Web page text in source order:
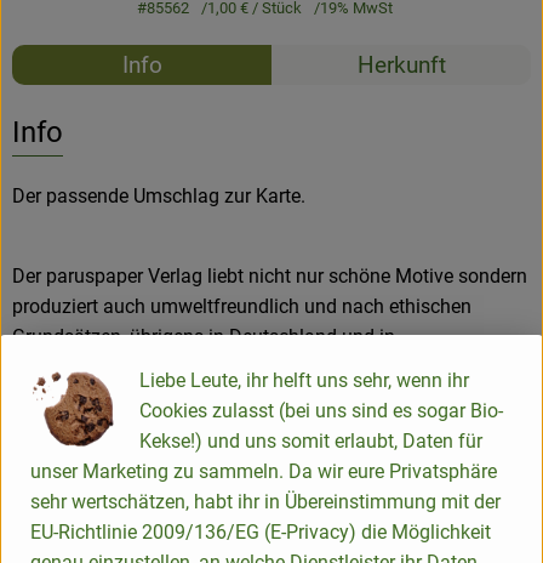
#85562 1,00 €/ Stück 19% MwSt
Rezepte
Info Herkunft
Info
Der passende Umschlag zur Karte.
Der paruspaper Verlag liebt nicht nur schöne Motive sondern
produziert auch umweltfreundlich und nach ethischen
Grundsätzen, übrigens in Deutschland und in
Zusammenarbeit mit einer Werkstatt für behinderte
Menschen. Das passt in unsere DNA :)
Herkunft: paruspaper Verlag Heike Heller & Thomas Camps
GbR
Material: Zertifiziertes Papier (FSC) und bis zu 100%
Recycling-Anteil, mineralölfreie Druckfarben , jeder
Liebe Leute, ihr helft uns sehr, wenn ihr
Cookies zulasst (bei uns sind es sogar Bio-
Kekse!) und uns somit erlaubt, Daten für
unser Marketing zu sammeln. Da wir eure Privatsphäre
sehr wertschätzen, habt ihr in Übereinstimmung mit der
EU-Richtlinie 2009/136/EG (E-Privacy) die Möglichkeit